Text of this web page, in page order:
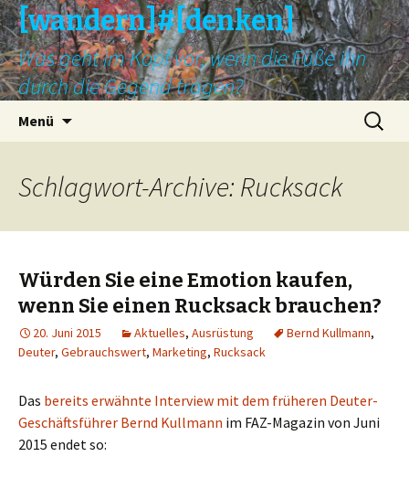
[wandern]#[denken]
Was geht im Kopf vor, wenn die Füße ihn
durch die Gegend tragen?
Menü
Suche
nach:
Schlagwort-Archive: Rucksack
Würden Sie eine Emotion kaufen,
wenn Sie einen Rucksack brauchen?
20. Juni 2015 Aktuelles, Ausrüstung Bernd Kullmann,
Deuter, Gebrauchswert, Marketing, Rucksack
Das bereits erwähnte Interview mit dem früheren Deuter-
Geschäftsführer Bernd Kullmann im FAZ-Magazin von Juni
2015 endet so: